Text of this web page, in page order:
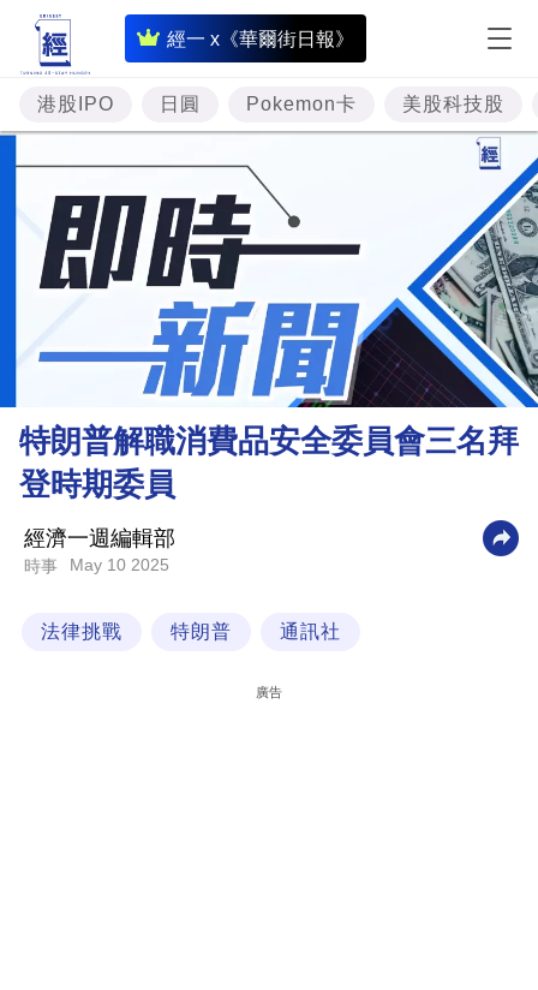
經一 x《華爾街日報》
即
時
財
經
專
題
投
資
樓
市
財
商
業
科
港股IPO 日圓 Pokemon卡 美股科技股
特朗普解職消費品安全委員會三名拜
登時期委員
經濟一週編輯部
時事 May 10 2025
法律挑戰 特朗普 通訊社
廣告